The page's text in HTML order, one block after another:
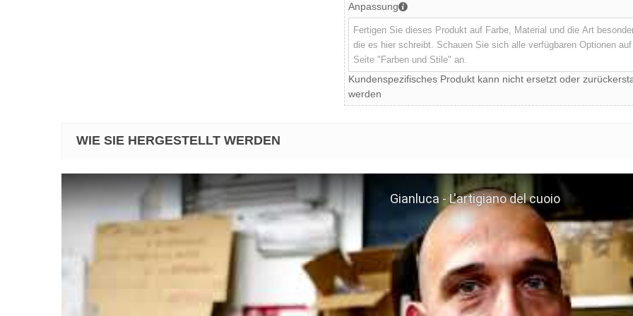
Anpassung
Kundenspezifisches Produkt kann nicht ersetzt oder
werden
WIE SIE HERGESTELLT WERDEN